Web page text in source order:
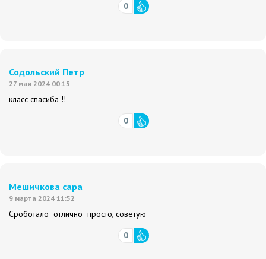
0
Содольский Петр
27 мая 2024 00:15
класс спасиба !!
0
Мешичкова сара
9 марта 2024 11:52
Сроботало отлично просто, советую
0